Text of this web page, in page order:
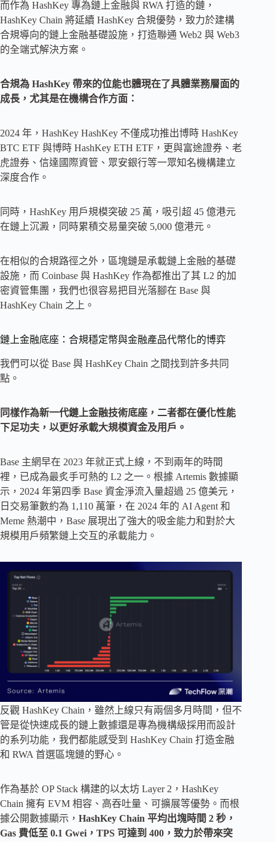
而作為 HashKey 專為鏈上金融與 RWA 打造的鏈，
HashKey Chain 將延續 HashKey 合規優勢，致力於建構
合規導向的鏈上金融基礎設施，打造聯通 Web2 與 Web3
的全端式解決方案。
合規為 HashKey 帶來的位能也體現在了具體業務層面的
成長，尤其是在機構合作方面：
2024 年，HashKey HashKey 不僅成功推出博時 HashKey
BTC ETF 與博時 HashKey ETH ETF，更與富途證券、老
虎證券、信達國際資管、眾安銀行等一眾知名機構建立
深度合作。
同時，HashKey 用戶規模突破 25 萬，吸引超 45 億港元
在鏈上沉澱，同時累積交易量突破 5,000 億港元。
在相似的合規路徑之外，區塊鏈是承載鏈上金融的基礎
設施，而 Coinbase 與 HashKey 作為都推出了其 L2 的加
密資管集團，我們也很容易把目光落腳在 Base 與
HashKey Chain 之上。
鏈上金融底座：合規穩定幣與金融產品代幣化的博弈
我們可以從 Base 與 HashKey Chain 之間找到許多共同
點。
同樣作為新一代鏈上金融技術底座，二者都在優化性能
下足功夫，以更好承載大規模資金及用戶。
Base 主網早在 2023 年就正式上線，不到兩年的時間
裡，已成為最炙手可熱的 L2 之一。根據 Artemis 數據顯
示，2024 年第四季 Base 資金淨流入量超過 25 億美元，
日交易筆數約為 1,110 萬筆，在 2024 年的 AI Agent 和
Meme 熱潮中，Base 展現出了強大的吸金能力和對於大
規模用戶頻繁鏈上交互的承載能力。
反觀 HashKey Chain，雖然上線只有兩個多月時間，但不
管是從快速成長的鏈上數據還是專為機構級採用而設計
的系列功能，我們都能感受到 HashKey Chain 打造金融
和 RWA 首選區塊鏈的野心。
作為基於 OP Stack 構建的以太坊 Layer 2，HashKey
Chain 擁有 EVM 相容、高吞吐量、可擴展等優勢。而根
據公開數據顯示， HashKey Chain 平均出塊時間 2 秒，
Gas 費低至 0.1 Gwei，TPS 可達到 400，致力於帶來突